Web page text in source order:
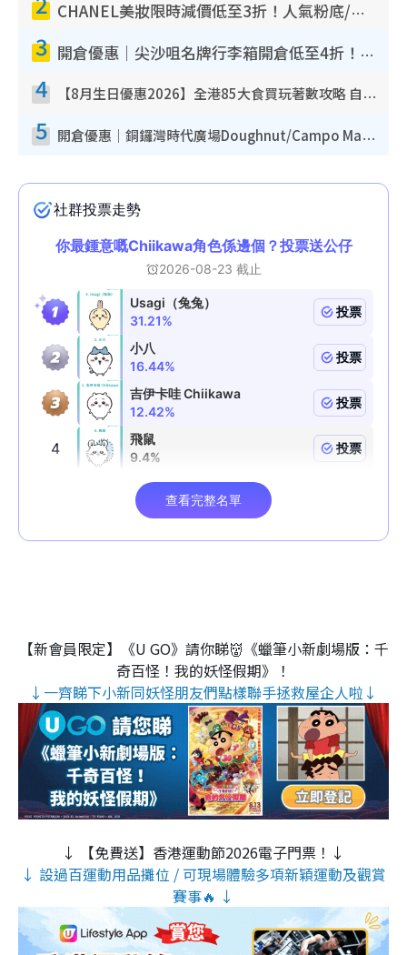
CHANEL美妝限時減價低至3折！人氣粉底/唇膏/精華液低至$275！COCO香水都有平
3 開倉優惠｜尖沙咀名牌行李箱開倉低至4折！一連5日 American Tourister/ace./Hallmark $200起！
4 【8月生日優惠2026】全港85大食買玩著數攻略 自助餐/火鍋放題同行免費＋誠品/DONKI送現金券
5 開倉優惠｜銅鑼灣時代廣場Doughnut/Campo Marzio開倉低至1折！背囊、書包、手袋劈價$200起
【新會員限定】《U GO》請你睇👹《蠟筆小新劇場版：千
奇百怪！我的妖怪假期》！
↓一齊睇下小新同妖怪朋友們點樣聯手拯救屋企人啦↓
↓ 【免費送】香港運動節2026電子門票！↓
↓ 設過百運動用品攤位 / 可現場體驗多項新穎運動及觀賞
賽事🔥 ↓